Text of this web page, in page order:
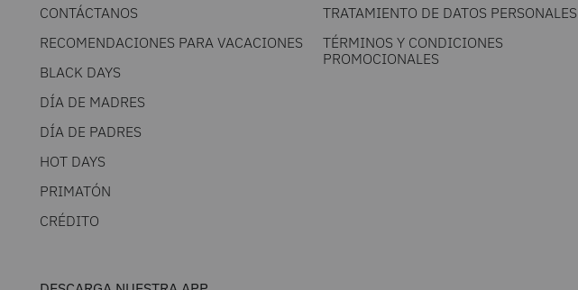
CONTÁCTANOS
RECOMENDACIONES PARA VACACIONES
BLACK DAYS
DÍA DE MADRES
DÍA DE PADRES
HOT DAYS
PRIMATÓN
CRÉDITO
TRATAMIENTO DE DATOS PERSONALES
TÉRMINOS Y CONDICIONES
PROMOCIONALES